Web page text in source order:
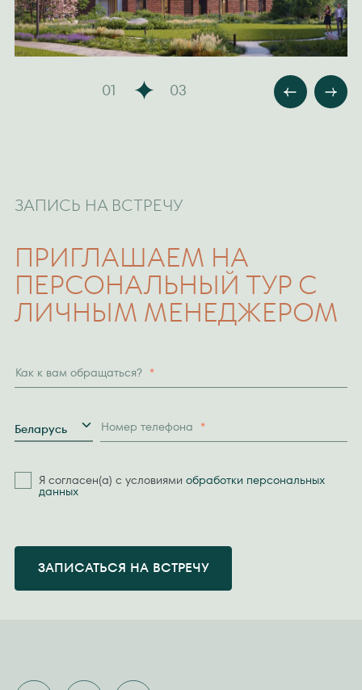
01 03
ЗАПИСЬ НА ВСТРЕЧУ
ПРИГЛАШАЕМ НА
ПЕРСОНАЛЬНЫЙ ТУР С
ЛИЧНЫМ МЕНЕДЖЕРОМ
Как к вам обращаться? *
Беларусь Номер телефона *
Я согласен(а) с условиямиобработки персональных
данных
ЗАПИСАТЬСЯ НА ВСТРЕЧУ